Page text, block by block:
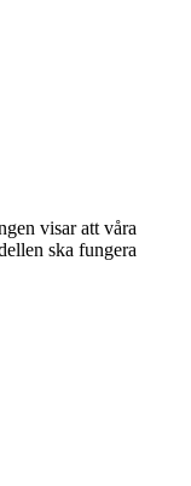
visar att våra
ska fungera